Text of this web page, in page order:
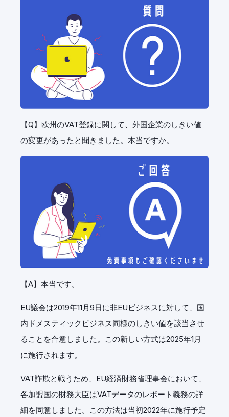
【Q】 欧州のVAT登録に関して、外国企業のしきい値
の変更があったと聞きました。本当ですか。
【A】本当です。
EU議会は2019年11月9日に非EUビジネスに対して、国
内ドメスティックビジネス同様のしきい値を該当させ
ることを合意しました。この新しい方式は2025年1月
に施行されます。
VAT詐欺と戦うため、EU経済財務省理事会において、
各加盟国の財務大臣はVATデータのレポート義務の詳
細を同意しました。この方法は当初2022年に施行予定